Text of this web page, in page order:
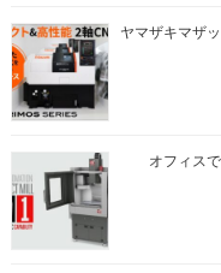
ヤマザキマザ
オフィス